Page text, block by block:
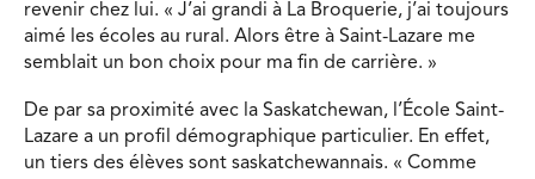
revenir chez lui. « J’ai grandi à La Broquerie, j’ai toujours
aimé les écoles au rural. Alors être à Saint-Lazare me
semblait un bon choix pour ma fin de carrière. »
De par sa proximité avec la Saskatchewan, l’École Saint-
Lazare a un profil démographique particulier. En effet,
un tiers des élèves sont saskatchewannais. « Comme